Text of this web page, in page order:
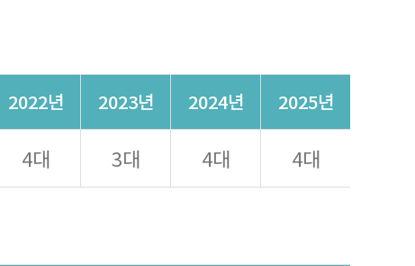
2022년 2023년 2024년 2025년
4대 3대 4대 4대